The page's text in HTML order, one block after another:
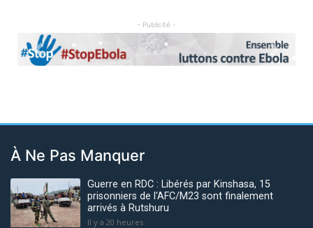
- Publicité -
Previous Next
À Ne Pas Manquer
Guerre en RDC : Libérés par Kinshasa, 15
prisonniers de l'AFC/M23 sont finalement
arrivés à Rutshuru
Il y a 20 heures